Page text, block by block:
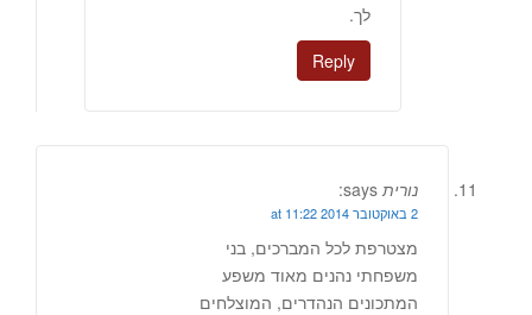
לך.
Reply
נורית says:
2 באוקטובר 2014 at 11:22
מצטרפת לכל המברכים, בני
משפחתי נהנים מאוד משפע
המתכונים הנהדרים, המוצלחים